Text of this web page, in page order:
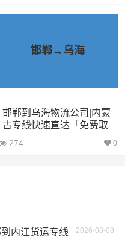
公司可能会在运输过程中
不提供准确的物流信息
全等；
邯郸→乌海
邯郸到乌海物流公司|内蒙
古专线快速直达「免费取
274 0
2026-08-08
内江货运专线